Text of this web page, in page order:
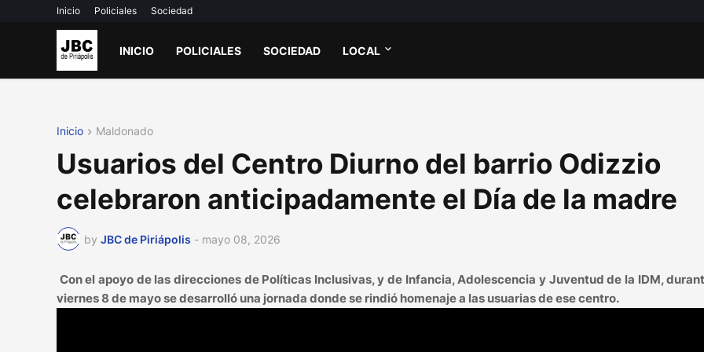
Inicio Policiales Sociedad
INICIO POLICIALES SOCIEDAD LOCAL
Inicio Maldonado
Usuarios del Centro Diurno del barrio Odizzio
celebraron anticipadamente el Día de la madre
by JBC de Piriápolis - mayo 08, 2026
Con el apoyo de las direcciones de Políticas Inclusivas, y de Infancia, Adolescencia y Juventud de la IDM,
viernes 8 de mayo se desarrolló una jornada donde se rindió homenaje a las usuarias de ese centro.